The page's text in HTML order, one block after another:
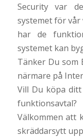
Security var
systemet för vår
har de
systemet kan
Tänker Du som
närmare på
Vill Du köpa
funktionsavtal?
Välkommen att
skräddarsytt